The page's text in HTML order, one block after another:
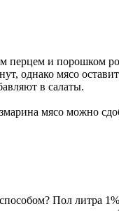
перцем и порошком
однако мясо
в салаты.
мясо можно
Пол литра